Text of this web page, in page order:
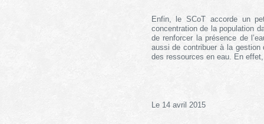
Enfin, le SCoT accorde un
concentration de la population
de renforcer la présence de
aussi de contribuer à la gestion
des ressources en eau. En
Le 14 avril 2015